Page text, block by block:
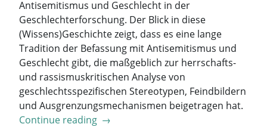
Antisemitismus und Geschlecht in der
Geschlechterforschung. Der Blick in diese
(Wissens)Geschichte zeigt, dass es eine lange
Tradition der Befassung mit Antisemitismus und
Geschlecht gibt, die maßgeblich zur herrschafts-
und rassismuskritischen Analyse von
geschlechtsspezifischen Stereotypen, Feindbildern
und Ausgrenzungsmechanismen beigetragen hat.
Continue reading „Antisemitismus
→